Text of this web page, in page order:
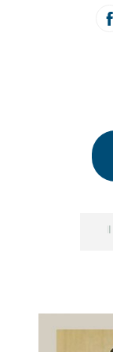
في بناء القيم